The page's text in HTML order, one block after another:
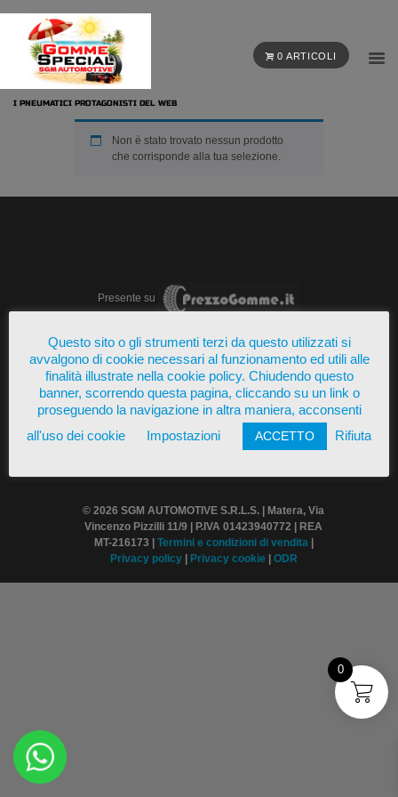
0 ARTICOLI
I PNEUMATICI PROTAGONISTI DEL WEB
Non è stato trovato nessun prodotto
che corrisponde alla tua selezione.
Presente su
© 2026 SGM AUTOMOTIVE S.R.L.S. | Matera, Via
Vincenzo Pizzilli 11/9 | P.IVA 01423940772 | REA
MT-216173 |
Termini e condizioni di vendita
Privacy policy
Privacy cookie ODR
Questo sito o gli strumenti terzi da questo utilizzati si
avvalgono di cookie necessari al funzionamento ed utili alle
finalità illustrate nella cookie policy. Chiudendo questo
banner, scorrendo questa pagina, cliccando su un link o
proseguendo la navigazione in altra maniera, acconsenti
all'uso dei cookie
Impostazioni ACCETTO Rifiuta
0